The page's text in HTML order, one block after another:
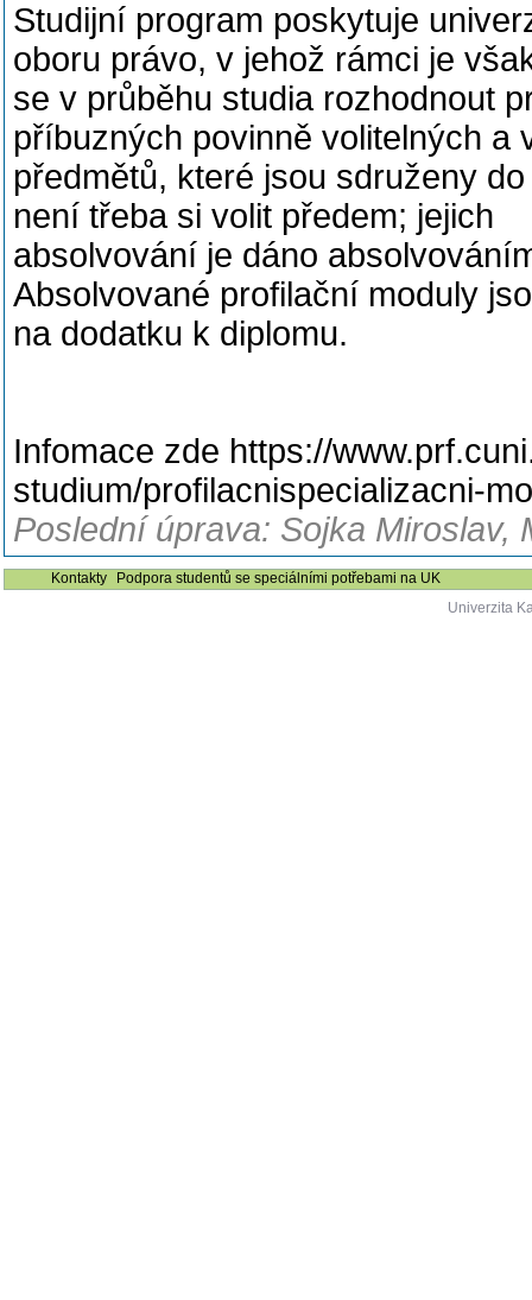
Studijní program poskytuje
oboru právo, v jehož rámci je
se v průběhu studia rozhodnout
příbuzných povinně volitelných a
předmětů, které jsou sdruženy
není třeba si volit předem; jejich
absolvování je dáno
Absolvované profilační moduly
na dodatku k diplomu.
Infomace zde https://
studium/profilacnispecializacni-
Poslední úprava: Sojka Miroslav,
Kontakty
Podpora studentů se speciálními potřebami na UK
Univerzita